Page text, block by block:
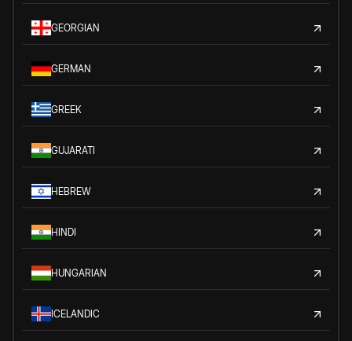
GEORGIAN
GERMAN
GREEK
GUJARATI
HEBREW
HINDI
HUNGARIAN
ICELANDIC